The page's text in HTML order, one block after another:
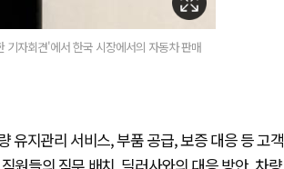
기자회견'에서 한국 시장에서의 자동차 판매
유지관리 서비스, 부품 공급, 보증 대응 등 고객